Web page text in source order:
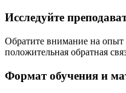
Исследуйте
Обратите внимание на опыт
положительная обратная
Формат обучения и